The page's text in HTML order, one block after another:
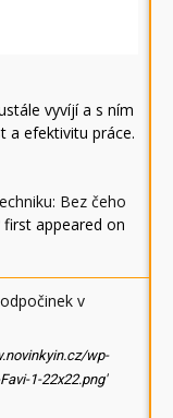
vyvíjí a s ním
a efektivitu práce.
Bez čeho
first appeared on
v
wp-
1-22x22.png'